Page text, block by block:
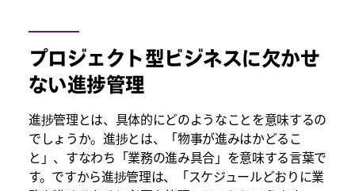
プロジェクト型ビジネスに欠かせ
ない進捗管理
進捗管理とは、具体的にどのようなことを意味するの
でしょうか。進捗とは、「物事が進みはかどるこ
と」、すなわち「業務の進み具合」を意味する言葉で
す。ですから進捗管理は、「スケジュールどおりに業